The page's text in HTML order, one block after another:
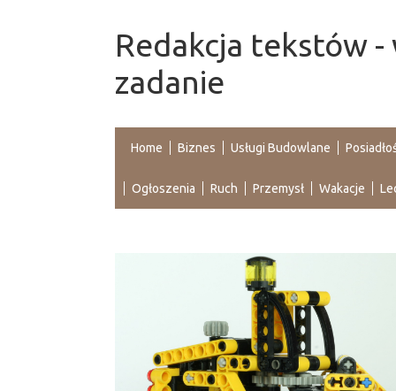
Redakcja tekstów
zadanie
Home Biznes Usługi Budowlane
Ogłoszenia Ruch Przemysł Wakacje